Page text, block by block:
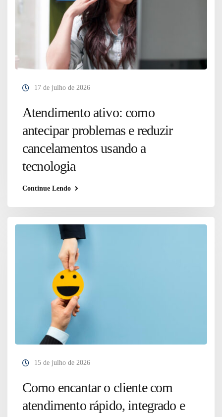
17 de julho de 2026
Atendimento ativo: como
antecipar problemas e reduzir
cancelamentos usando a
tecnologia
Continue Lendo
15 de julho de 2026
Como encantar o cliente com
atendimento rápido, integrado e